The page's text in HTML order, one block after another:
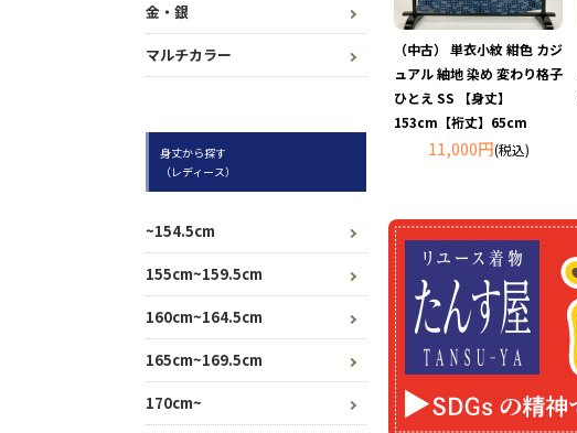
金・銀
マルチカラー
身丈から探す
（レディース）
~154.5cm
155cm~159.5cm
160cm~164.5cm
165cm~169.5cm
170cm~
（中古） 単衣小紋 紺色 カジ
ュアル 紬地 染め 変わり格子
ひとえ SS 【身丈】
153cm【裄丈】65cm
11,000円(税込)